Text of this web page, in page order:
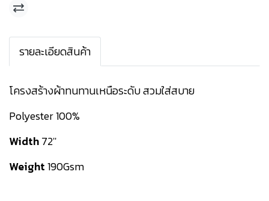
รายละเอียดสินค้า
โครงสร้างผ้าทนทานเหนือระดับ สวมใส่สบาย
Polyester 100%
Width72''
Weight190Gsm